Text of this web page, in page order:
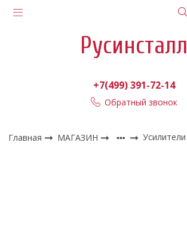
Русинсталл
+7(499) 391-72-14
Обратный звонок
Главная МАГАЗИН Усилители